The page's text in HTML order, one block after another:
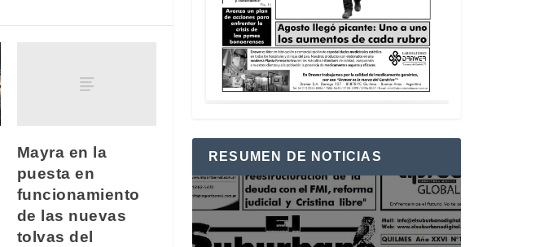
Mayra en la
puesta en
funcionamiento
de las nuevas
tolvas del
RESUMEN DE NOTICIAS
Reproductor
de
vídeo